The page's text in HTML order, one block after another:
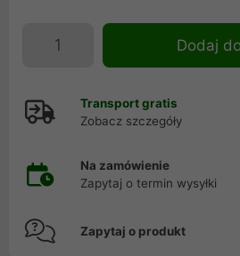
Dodaj
Transport gratis
Zobacz szczegóły
Na zamówienie
Zapytaj o termin wysyłki
Zapytaj o produkt